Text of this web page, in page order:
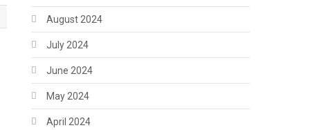
August 2024
July 2024
June 2024
May 2024
April 2024